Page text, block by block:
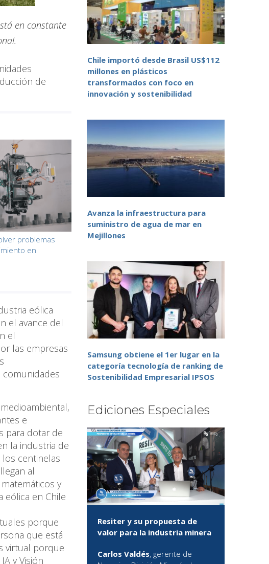
en constante
de
problemas
en
eólica
el avance del
el
las empresas
comunidades
e
para dotar de
la industria de
los centinelas
al
y
eólica en Chile
porque
que está
virtual porque
y Visión
Chile importó desde Brasil US$112
millones en plásticos
transformados con foco en
innovación y sostenibilidad
Avanza la infraestructura para
suministro de agua de mar en
Mejillones
Samsung obtiene el 1er lugar en la
categoría tecnología de ranking de
Sostenibilidad Empresarial IPSOS
Ediciones Especiales
Resiter y su propuesta de
valor para la industria minera
Carlos Valdés, gerente de